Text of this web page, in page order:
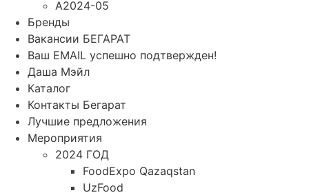
A2024-05
Бренды
Вакансии БЕГАРАТ
Ваш EMAIL успешно подтвержден!
Даша Мэйл
Каталог
Контакты Бегарат
Лучшие предложения
Мероприятия
2024 ГОД
FoodExpo Qazaqstan
UzFood